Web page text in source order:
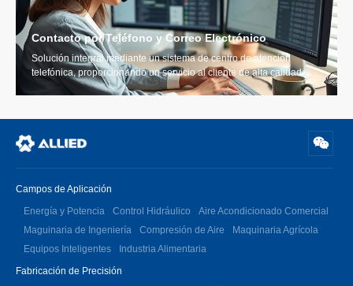
Contacto por Teléfono y Correo Electrónico
Solución integral mediante un sistema de centro de atención
telefónica, proporcionando un servicio al cliente de alta calidad
Campos de Aplicación
Energía y Potencia
Control Hidráulico
Aire Acondicionado Comercial
Maguinaria de Ingeniería
Compresión de Aire
Maquinaria Agrícola
Equipos Inteligentes
Industria Alimentaria
Fabricación de Precisión